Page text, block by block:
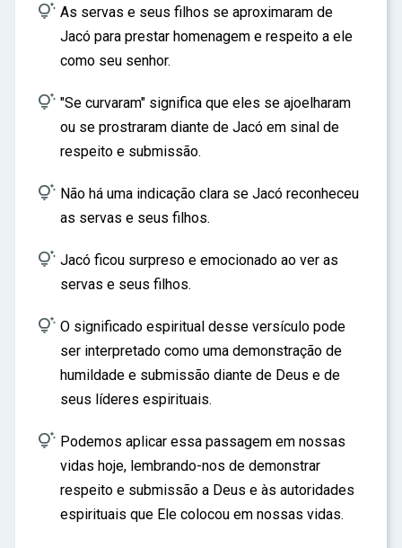
 As servas e seus filhos se aproximaram de
Jacó para prestar homenagem e respeito a ele
como seu senhor.
 "Se curvaram" significa que eles se ajoelharam
ou se prostraram diante de Jacó em sinal de
respeito e submissão.
 Não há uma indicação clara se Jacó reconheceu
as servas e seus filhos.
 Jacó ficou surpreso e emocionado ao ver as
servas e seus filhos.
 O significado espiritual desse versículo pode
ser interpretado como uma demonstração de
humildade e submissão diante de Deus e de
seus líderes espirituais.
 Podemos aplicar essa passagem em nossas
vidas hoje, lembrando-nos de demonstrar
respeito e submissão a Deus e às autoridades
espirituais que Ele colocou em nossas vidas.